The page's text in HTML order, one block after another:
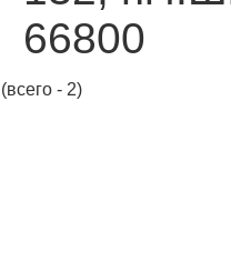
66800
(всего - 2)